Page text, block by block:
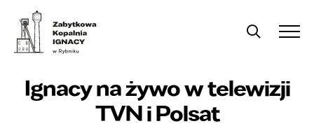
Ignacy na żywo w telewizji
TVN i Polsat